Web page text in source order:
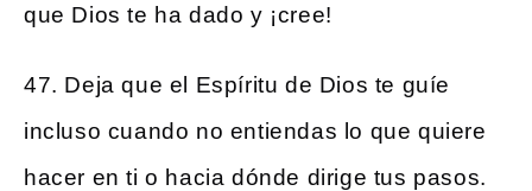
que Dios te ha dado y ¡cree!
47. Deja que el Espíritu de Dios te guíe
incluso cuando no entiendas lo que quiere
hacer en ti o hacia dónde dirige tus pasos.